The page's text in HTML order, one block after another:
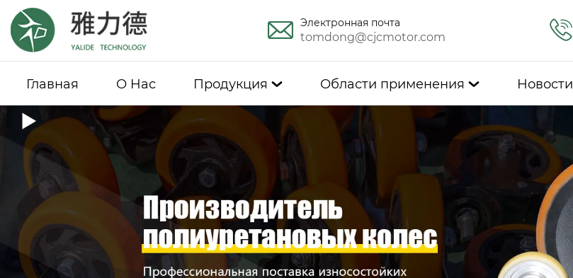
Электронная почта
tomdong@cjcmotor.com
Главная О Hас Продукция  Области применения  Новости